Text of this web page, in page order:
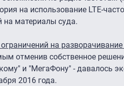
на использование LTE-
на материалы суда.
на разворачивание
отменив собственное
и "МегаФону" - давалось
2016 года.